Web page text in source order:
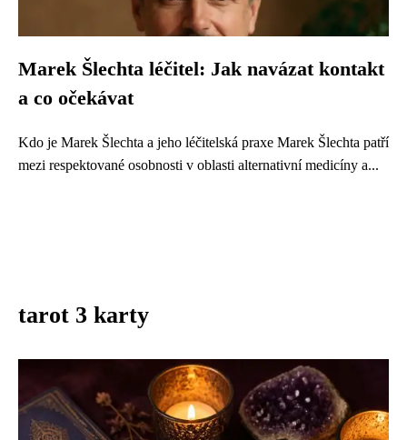
Marek Šlechta léčitel: Jak navázat kontakt
a co očekávat
Kdo je Marek Šlechta a jeho léčitelská praxe Marek Šlechta patří
mezi respektované osobnosti v oblasti alternativní medicíny a...
tarot 3 karty